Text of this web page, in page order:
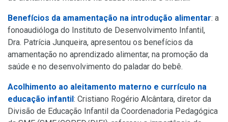
Benefícios da amamentação na introdução alimentar: a
fonoaudióloga do Instituto de Desenvolvimento Infantil,
Dra. Patrícia Junqueira, apresentou os benefícios da
amamentação no aprendizado alimentar, na promoção da
saúde e no desenvolvimento do paladar do bebê.
Acolhimento ao aleitamento materno e currículo na
educação infantil: Cristiano Rogério Alcântara, diretor da
Divisão de Educação Infantil da Coordenadoria Pedagógica